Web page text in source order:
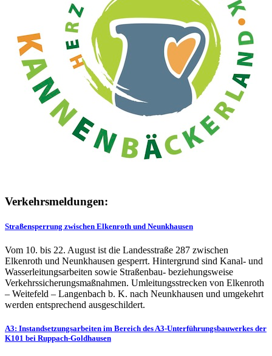
Verkehrsmeldungen:
Straßensperrung zwischen Elkenroth und Neunkhausen
Vom 10. bis 22. August ist die Landesstraße 287 zwischen
Elkenroth und Neunkhausen gesperrt. Hintergrund sind Kanal- und
Wasserleitungsarbeiten sowie Straßenbau- beziehungsweise
Verkehrssicherungsmaßnahmen. Umleitungsstrecken von Elkenroth
– Weitefeld – Langenbach b. K. nach Neunkhausen und umgekehrt
werden entsprechend ausgeschildert.
A3: Instandsetzungsarbeiten im Bereich des A3-Unterführungsbauwerkes der
K101 bei Ruppach-Goldhausen